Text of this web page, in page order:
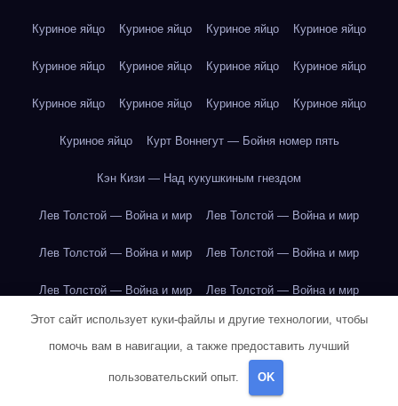
Куриное яйцо Куриное яйцо Куриное яйцо Куриное яйцо
Куриное яйцо Куриное яйцо Куриное яйцо Куриное яйцо
Куриное яйцо Куриное яйцо Куриное яйцо Куриное яйцо
Куриное яйцо Курт Воннегут — Бойня номер пять
Кэн Кизи — Над кукушкиным гнездом
Лев Толстой — Война и мир Лев Толстой — Война и мир
Лев Толстой — Война и мир Лев Толстой — Война и мир
Лев Толстой — Война и мир Лев Толстой — Война и мир
Лев Толстой — Война и мир Лев Толстой — Война и мир
Лев Толстой — Война и мир
Этот сайт использует куки-файлы и другие технологии, чтобы
помочь вам в навигации, а также предоставить лучший
пользовательский опыт. OK